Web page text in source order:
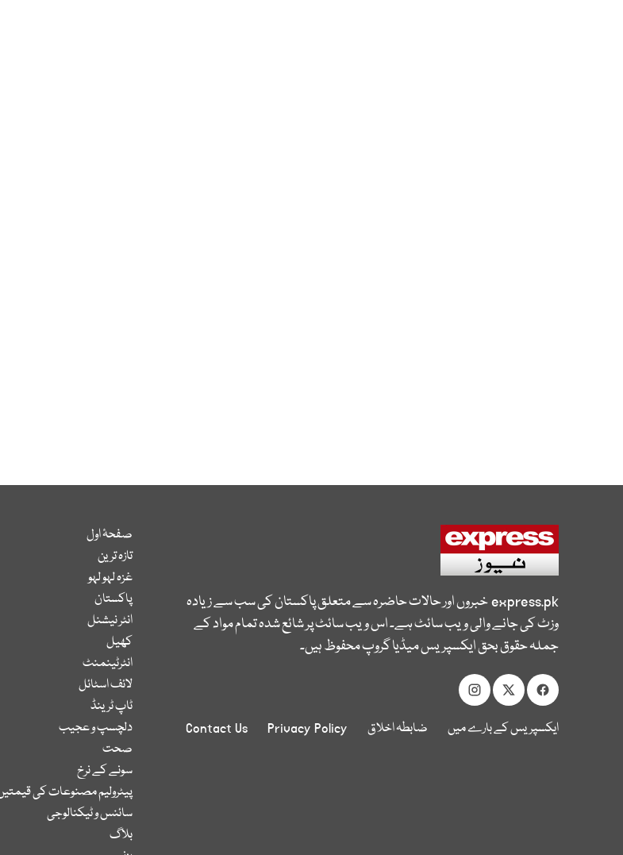
express.pkخبروں اور حالات حاضرہ سے متعلق پاکستان کی سب سے زیادہ
وزٹ کی جانے والی ویب سائٹ ہے۔ اس ویب سائٹ پر شائع شدہ تمام مواد کے
جملہ حقوق بحق ایکسپریس میڈیا گروپ محفوظ ہیں۔
ایکسپریس کے بارے میں ضابطہ اخلاق Privacy Policy
Contact Us
صفحۂ اول
تازہ ترین
غزہ لہو لہو
پاکستان
انٹر نیشنل
کھیل
انٹرٹینمنٹ
لائف اسٹائل
ٹاپ ٹرینڈ
دلچسپ و عجیب
صحت
سونے کے نرخ
پیٹرولیم مصنوعات کی
سائنس و ٹیکنالوجی
بلاگ